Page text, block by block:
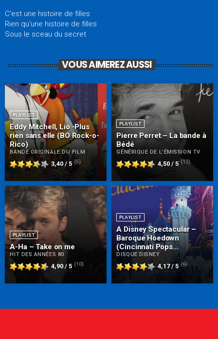
C'est une histoire de filles
Rien qu'une histoire de filles
Sous le sceau du secret
VOUS AIMEREZ AUSSI
PLAYLIST
Eddy Mitchell, Lio -Plus
rien sans elle (BO Rock-o-
Rico)
BANDE ORIGINALE DU FILM
3,40 / 5 (5)
PLAYLIST
Pierre Perret – La bande à
Bédé
GÉNÉRIQUE DE L'ÉMISSION TV
4,50 / 5 (12)
PLAYLIST
A-Ha – Take on me
HIT DES ANNÉES 80
4,90 / 5 (10)
PLAYLIST
A Disney Spectacular –
Baroque Hoedown
(Cincinnati Pops
Orchestra)
DISQUE DISNEY
4,17 / 5 (6)